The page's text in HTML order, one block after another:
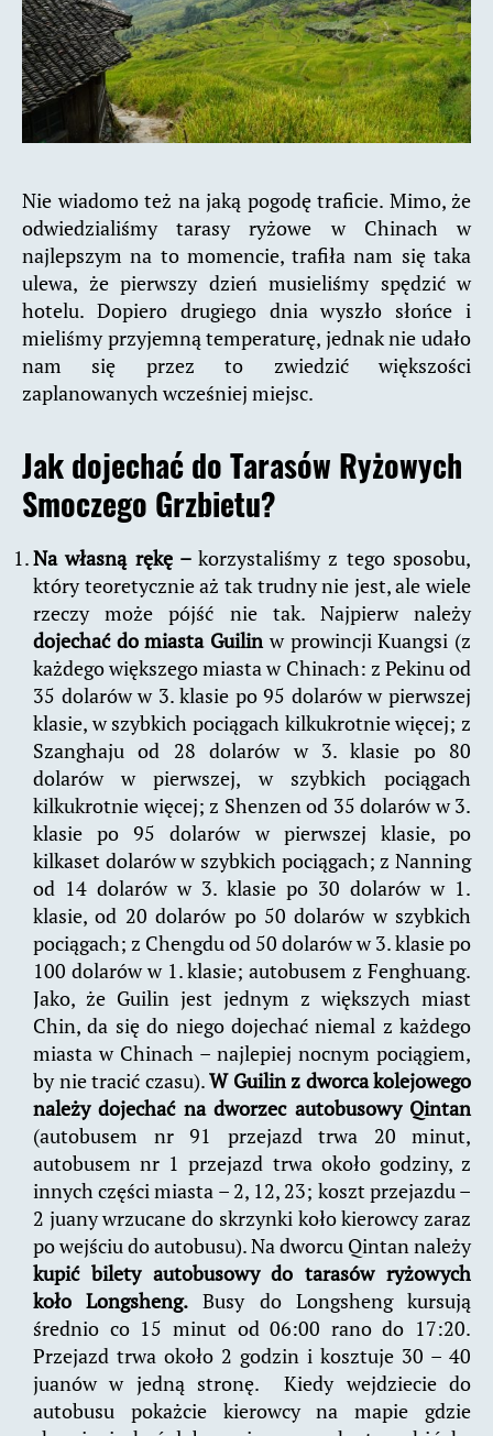
Nie wiadomo też na jaką pogodę traficie. Mimo, że
odwiedzialiśmy tarasy ryżowe w Chinach w
najlepszym na to momencie, trafiła nam się taka
ulewa, że pierwszy dzień musieliśmy spędzić w
hotelu. Dopiero drugiego dnia wyszło słońce i
mieliśmy przyjemną temperaturę, jednak nie udało
nam się przez to zwiedzić większości
zaplanowanych wcześniej miejsc.
Jak dojechać do Tarasów Ryżowych
Smoczego Grzbietu?
Na własną rękę –korzystaliśmy z tego sposobu,
który teoretycznie aż tak trudny nie jest, ale wiele
rzeczy może pójść nie tak. Najpierw należy
dojechać do miasta Guilin w prowincji Kuangsi (z
każdego większego miasta w Chinach: z Pekinu od
35 dolarów w 3. klasie po 95 dolarów w pierwszej
klasie, w szybkich pociągach kilkukrotnie więcej; z
Szanghaju od 28 dolarów w 3. klasie po 80
dolarów w pierwszej, w szybkich pociągach
kilkukrotnie więcej; z Shenzen od 35 dolarów w 3.
klasie po 95 dolarów w pierwszej klasie, po
kilkaset dolarów w szybkich pociągach; z Nanning
od 14 dolarów w 3. klasie po 30 dolarów w 1.
klasie, od 20 dolarów po 50 dolarów w szybkich
pociągach; z Chengdu od 50 dolarów w 3. klasie po
100 dolarów w 1. klasie; autobusem z Fenghuang.
Jako, że Guilin jest jednym z większych miast
Chin, da się do niego dojechać niemal z każdego
miasta w Chinach – najlepiej nocnym pociągiem,
by nie tracić czasu).W Guilin z dworca kolejowego
należy dojechać na dworzec autobusowy Qintan
(autobusem nr 91 przejazd trwa 20 minut,
autobusem nr 1 przejazd trwa około godziny, z
innych części miasta – 2, 12, 23; koszt przejazdu –
2 juany wrzucane do skrzynki koło kierowcy zaraz
po wejściu do autobusu). Na dworcu Qintan należy
kupić bilety autobusowy do tarasów ryżowych
koło Longsheng. Busy do Longsheng kursują
średnio co 15 minut od 06:00 rano do 17:20.
Przejazd trwa około 2 godzin i kosztuje 30 – 40
juanów w jedną stronę. Kiedy wejdziecie do
autobusu pokażcie kierowcy na mapie gdzie